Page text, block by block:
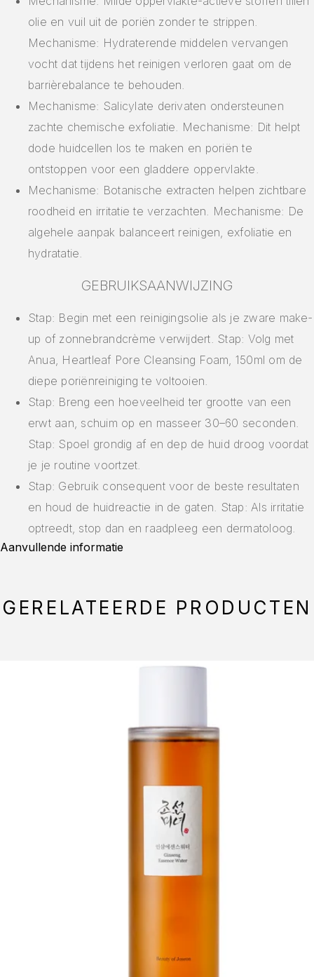
olie en vuil uit de poriën zonder te strippen.
Mechanisme: Hydraterende middelen vervangen
vocht dat tijdens het reinigen verloren gaat om de
barrièrebalance te behouden.
Mechanisme: Salicylate derivaten ondersteunen
zachte chemische exfoliatie. Mechanisme: Dit helpt
dode huidcellen los te maken en poriën te
ontstoppen voor een gladdere oppervlakte.
Mechanisme: Botanische extracten helpen zichtbare
roodheid en irritatie te verzachten. Mechanisme: De
algehele aanpak balanceert reinigen, exfoliatie en
hydratatie.
GEBRUIKSAANWIJZING
Stap: Begin met een reinigingsolie als je zware make-
up of zonnebrandcrème verwijdert. Stap: Volg met
Anua, Heartleaf Pore Cleansing Foam, 150ml om de
diepe poriënreiniging te voltooien.
Stap: Breng een hoeveelheid ter grootte van een
erwt aan, schuim op en masseer 30–60 seconden.
Stap: Spoel grondig af en dep de huid droog voordat
je je routine voortzet.
Stap: Gebruik consequent voor de beste resultaten
en houd de huidreactie in de gaten. Stap: Als irritatie
optreedt, stop dan en raadpleeg een dermatoloog.
Aanvullende informatie
GERELATEERDE PRODUCTEN